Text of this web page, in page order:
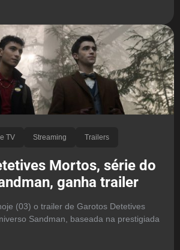
TV Streaming Trailers
Mortos, série do
ganha trailer
(03) o trailer de Garotos Detetives
Sandman, baseada na prestigiada